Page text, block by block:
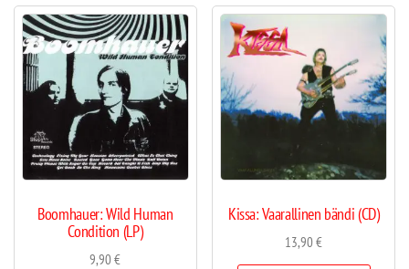
Boomhauer: Wild Human
Condition (LP)
9,90€
Kissa: Vaarallinen bändi (CD)
13,90€